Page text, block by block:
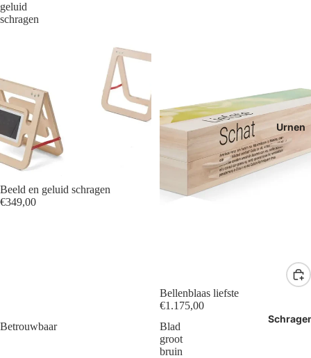
Urnen
geluid
schragen
Beeld en geluid schragen
€349,00
Bellenblaas liefste
€1.175,00
Betrouwbaar
Blad
groot
bruin